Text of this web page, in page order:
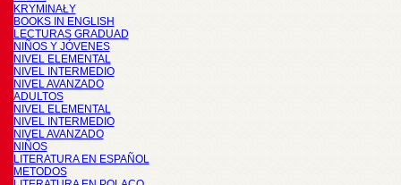
KRYMINAŁY
BOOKS IN ENGLISH
LECTURAS GRADUAD
NIÑOS Y JÓVENES
NIVEL ELEMENTAL
NIVEL INTERMEDIO
NIVEL AVANZADO
ADULTOS
NIVEL ELEMENTAL
NIVEL INTERMEDIO
NIVEL AVANZADO
NIÑOS
LITERATURA EN ESPAÑOL
METODOS